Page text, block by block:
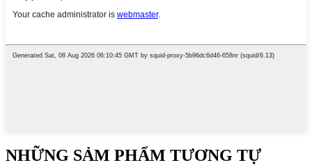
NHỮNG SẢM PHẨM TƯƠNG TỰ